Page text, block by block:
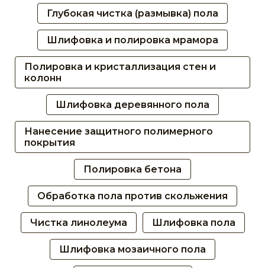
Глубокая чистка (размывка) пола
Шлифовка и полировка мрамора
Полировка и кристаллизация стен и
колонн
Шлифовка деревянного пола
Нанесение защитного полимерного
покрытия
Полировка бетона
Обработка пола против скольжения
Чистка линолеума Шлифовка пола
Шлифовка мозаичного пола